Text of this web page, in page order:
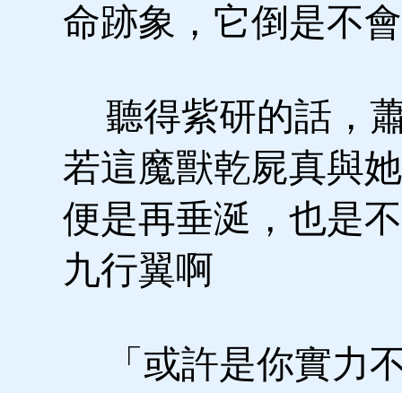
命跡象，它倒是不
聽得紫研的話，
若這魔獸乾屍真與
便是再垂涎，也是
九行翼啊
「或許是你實力